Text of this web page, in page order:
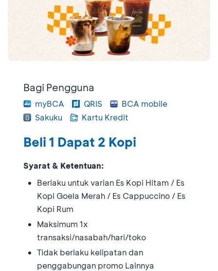
Bagi Pengguna
myBCA QRIS
BCA mobile
Sakuku
Kartu Kredit
Beli 1 Dapat 2 Kopi
Syarat & Ketentuan:
Berlaku untuk varian Es Kopi Hitam / Es
Kopi Goela Merah / Es Cappuccino / Es
Kopi Rum
Maksimum 1x
transaksi/nasabah/hari/toko
Tidak berlaku kelipatan dan
penggabungan promo Lainnya